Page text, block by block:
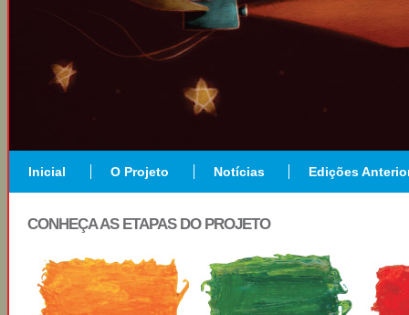
Inicial O Projeto Notícias Edições
CONHEÇA AS ETAPAS DO PROJETO